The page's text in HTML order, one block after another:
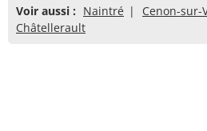
Voir aussi : Naintré Cenon-sur-
Châtellerault